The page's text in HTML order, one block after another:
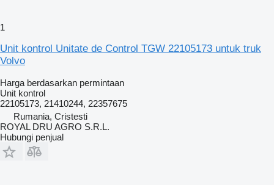
1
Unit kontrol Unitate de Control TGW 22105173 untuk truk
Volvo
Harga berdasarkan permintaan
Unit kontrol
22105173, 21410244, 22357675
Rumania, Cristesti
ROYAL DRU AGRO S.R.L.
Hubungi penjual